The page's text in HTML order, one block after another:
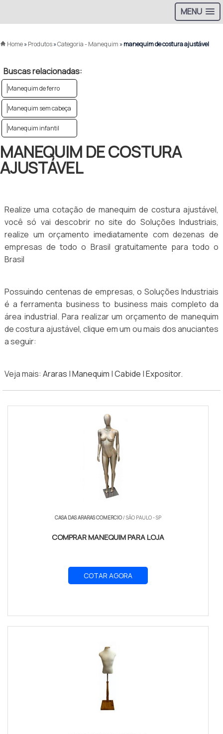
MENU
Home»Produtos»Categoria - Manequim »manequim de costura ajustável
Buscas relacionadas:
Manequim de ferro
Manequim sem cabeça
Manequim infantil
MANEQUIM DE COSTURA
AJUSTÁVEL
Realize uma cotação de manequim de costura ajustável,
você só vai descobrir no site do Soluções Industriais,
realize um orçamento imediatamente com dezenas de
empresas de todo o Brasil gratuitamente para todo o
Brasil
Possuindo centenas de empresas, o Soluções Industriais
é a ferramenta business to business mais completo da
área industrial. Para realizar um orçamento de manequim
de costura ajustável, clique em um ou mais dos anuciantes
a seguir:
Veja mais: Araras |Manequim |Cabide |Expositor.
CASA DAS ARARAS COMERCIO/ SÃO PAULO - SP
COMPRAR MANEQUIM PARA LOJA
COTAR AGORA